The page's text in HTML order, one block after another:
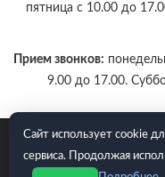
пятница с 10.00 до
Прием звонков:
9.00 до 17.00.
E-mail для заявок:
Сайт использует cookie
сервиса. Продолжая